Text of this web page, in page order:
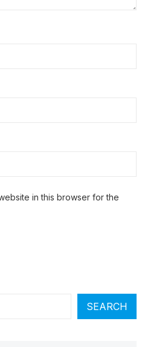
in this browser for the
SEARCH